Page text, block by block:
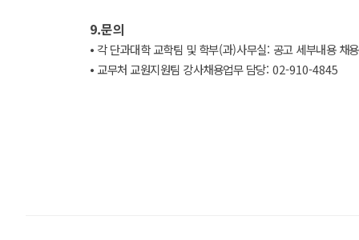
9.문의
⦁ 각 단과대학 교학팀 및 학부(과)사무실: 공고 세부내용 채
⦁ 교무처 교원지원팀 강사채용업무 담당: 02-910-4845